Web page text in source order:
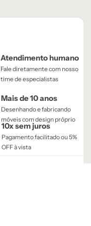
Atendimento humano
Fale diretamente com nosso
time de especialistas
Mais de 10 anos
Desenhando e fabricando
móveis com design próprio
10x sem juros
Pagamento facilitado ou 5%
OFF à vista​